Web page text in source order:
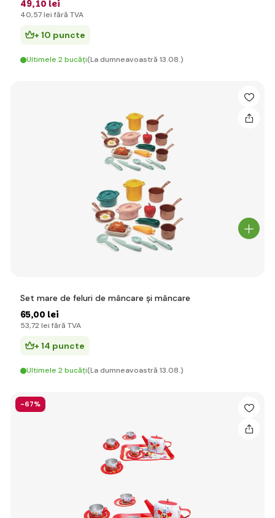
49,10 lei
40,57 lei fără TVA
+ 10 puncte
Ultimele 2 bucăți(La dumneavoastră 13.08.)
Set mare de feluri de mâncare și mâncare
65,00 lei
53,72 lei fără TVA
+ 14 puncte
Ultimele 2 bucăți(La dumneavoastră 13.08.)
-67%